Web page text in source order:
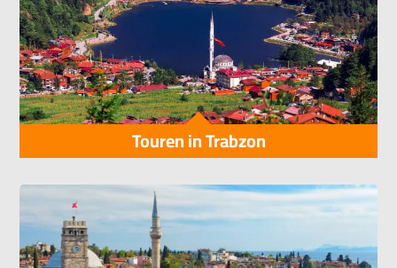
Touren in Trabzon